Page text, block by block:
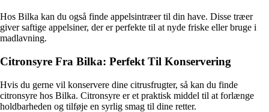
Hos Bilka kan du også finde appelsintræer til din have. Disse træer
giver saftige appelsiner, der er perfekte til at nyde friske eller bruge i
madlavning.
Citronsyre Fra Bilka: Perfekt Til Konservering
Hvis du gerne vil konservere dine citrusfrugter, så kan du finde
citronsyre hos Bilka. Citronsyre er et praktisk middel til at forlænge
holdbarheden og tilføje en syrlig smag til dine retter.